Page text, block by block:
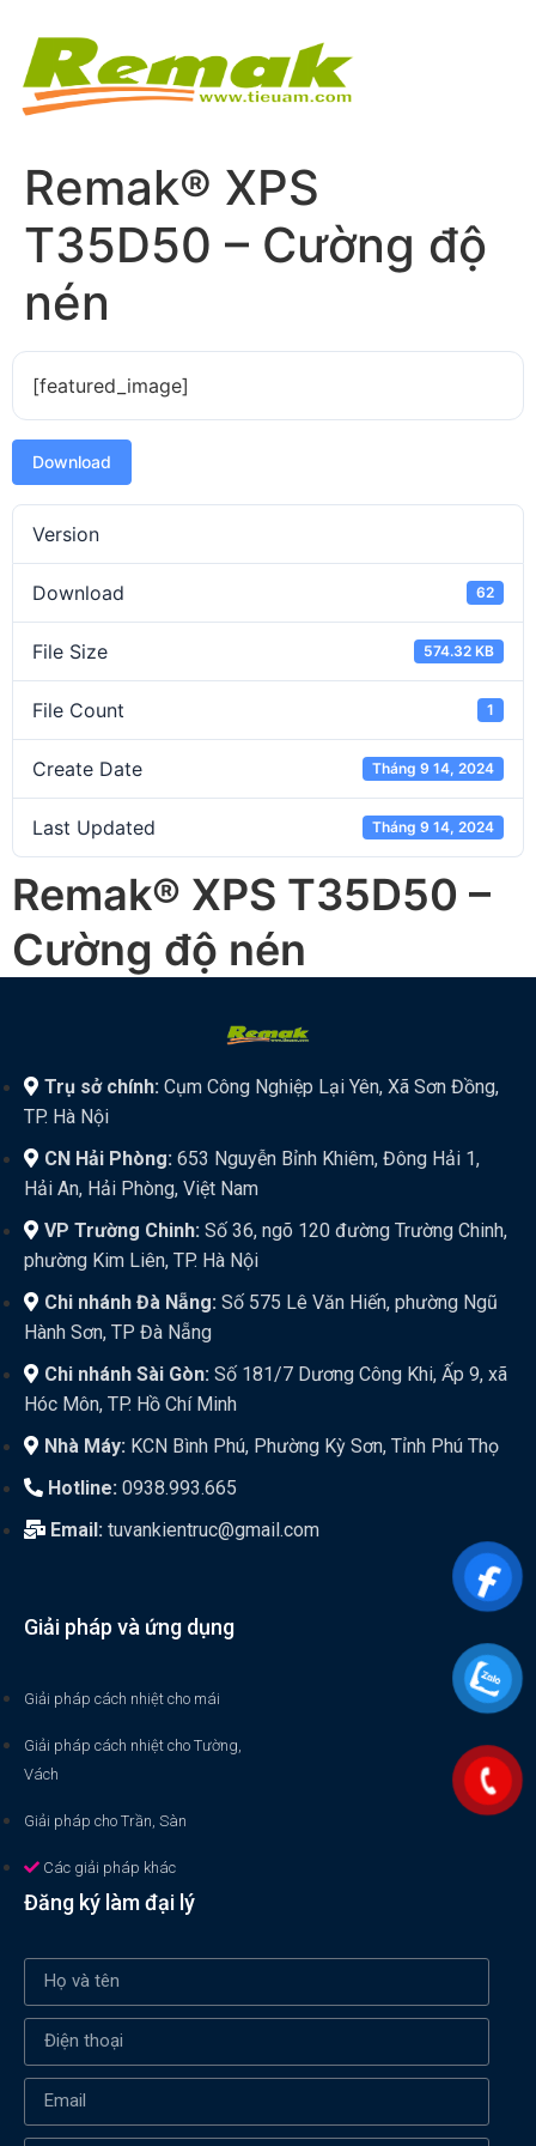
Remak® XPS
T35D50 – Cường độ
nén
[featured_image]
Download
Version
Download 62
File Size 574.32 KB
File Count 1
Create Date Tháng 9 14, 2024
Last Updated Tháng 9 14, 2024
Remak® XPS T35D50 –
Cường độ nén
Trụ sở chính: Cụm Công Nghiệp Lại Yên, Xã Sơn Đồng,
TP. Hà Nội
CN Hải Phòng: 653 Nguyễn Bỉnh Khiêm, Đông Hải 1,
Hải An, Hải Phòng, Việt Nam
VP Trường Chinh: Số 36, ngõ 120 đường Trường Chinh,
phường Kim Liên, TP. Hà Nội
Chi nhánh Đà Nẵng: Số 575 Lê Văn Hiến, phường Ngũ
Hành Sơn, TP Đà Nẵng
Chi nhánh Sài Gòn: Số 181/7 Dương Công Khi, Ấp 9, xã
Hóc Môn, TP. Hồ Chí Minh
Nhà Máy: KCN Bình Phú, Phường Kỳ Sơn, Tỉnh Phú Thọ
Hotline: 0938.993.665
Email: tuvankientruc@gmail.com
Giải pháp và ứng dụng
Giải pháp cách nhiệt cho mái
Giải pháp cách nhiệt cho Tường,
Vách
Giải pháp cho Trần, Sàn
Các giải pháp khác
Đăng ký làm đại lý